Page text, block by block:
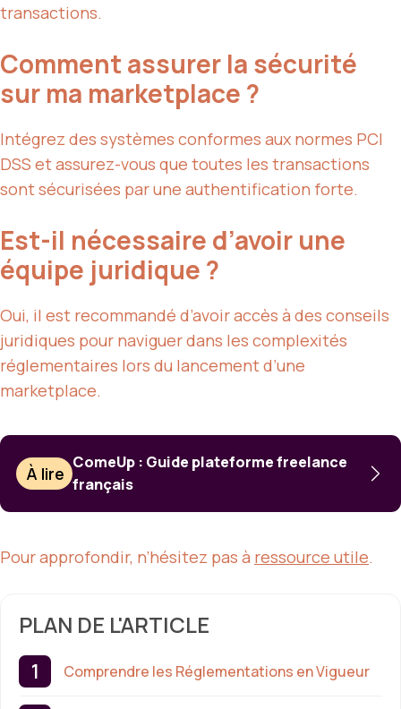
transactions.
Comment assurer la sécurité
sur ma marketplace ?
Intégrez des systèmes conformes aux normes PCI
DSS et assurez-vous que toutes les transactions
sont sécurisées par une authentification forte.
Est-il nécessaire d’avoir une
équipe juridique ?
Oui, il est recommandé d’avoir accès à des conseils
juridiques pour naviguer dans les complexités
réglementaires lors du lancement d’une
marketplace.
À lire
ComeUp : Guide plateforme freelance
français
Pour approfondir, n’hésitez pas à ressource utile.
PLAN DE L'ARTICLE
Comprendre les Réglementations en Vigueur